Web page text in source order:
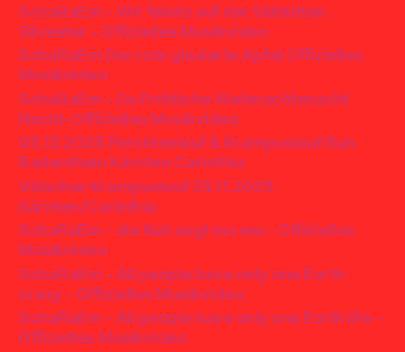
SchaRaEm – Wir feiern auf der Skihütten
Silvester – Offizielles Musikvideo
SchaRaEm Der rote glasierte Apfel Offizielles
Musikvideo
SchaRaEm – Du Fröhliche Weihnachtsnacht
Nacht-Offizielles Musikvideo
05.12.2025 Perchtenlauf & Krampuslauf Run
Radenthein Kärnten Carinthia
Villacher Krampuslauf 28.11.2025
Kärnten/Carinthia
SchaRaEm – die Kuh sagt mu mu – Offizielles
Musikvideo
SchaRaEm – All people have only one Earth
crazy – Offizielles Musikvideo
SchaRaEm – All people have only one Earth life –
Offizielles Musikvideo